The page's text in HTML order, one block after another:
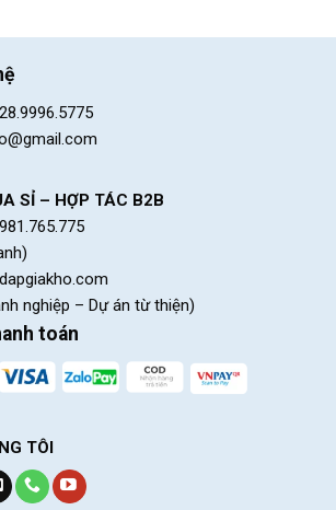
dàng
đến cảm giác vừa vặn và chắc chắn cho
vô cùng bền bỉ chịu lực tốt và đặt biệt là
dàng để phù hợp với chiều cao của người
lớn nhất của dòng xe này là có thêm ti bật
cốt yên có thể tháo mở dễ dàng.
Yên Xe Đạp Đua Stlotus ST400
cấp
gồm có 3 đĩa 7 líp tương đương với 21
bạc đạn, đùi đĩa chính hãng Prowheel kết
đến cho người dùng nhiều trải nghiệm
SỈ – HỢP TÁC B2B
nghiệp – Dự án từ thiện)
toán
TÔI